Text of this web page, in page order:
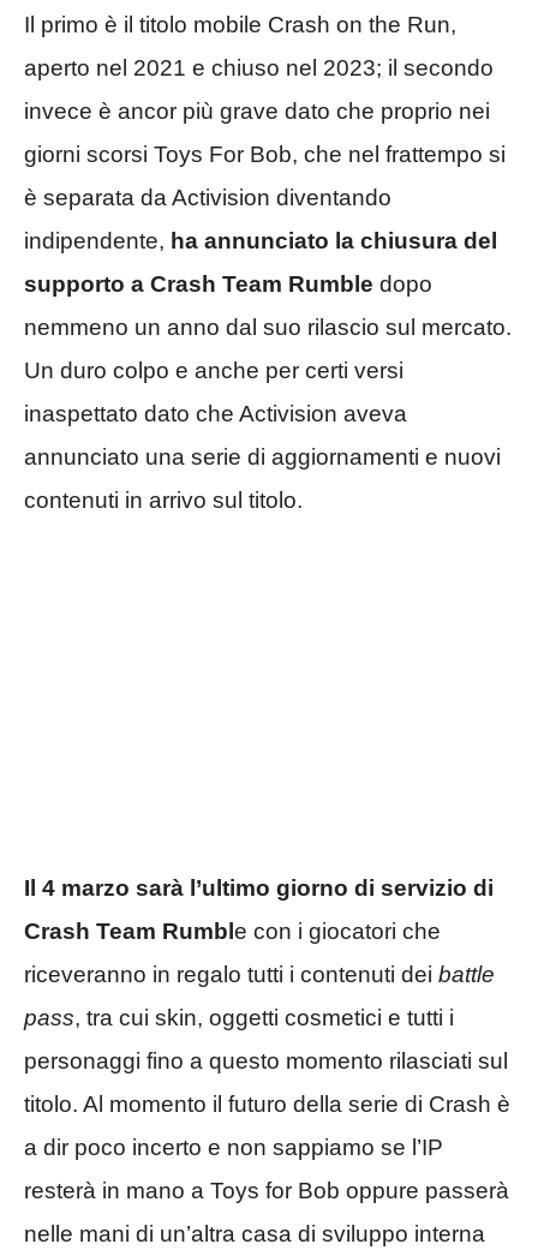
Il primo è il titolo mobile Crash on the Run,
aperto nel 2021 e chiuso nel 2023; il secondo
invece è ancor più grave dato che proprio nei
giorni scorsi Toys For Bob, che nel frattempo si
è separata da Activision diventando
indipendente, ha annunciato la chiusura del
supporto a Crash Team Rumble dopo
nemmeno un anno dal suo rilascio sul mercato.
Un duro colpo e anche per certi versi
inaspettato dato che Activision aveva
annunciato una serie di aggiornamenti e nuovi
contenuti in arrivo sul titolo.
Il 4 marzo sarà l’ultimo giorno di servizio di
Crash Team Rumbl e con i giocatori che
riceveranno in regalo tutti i contenuti dei battle
pass, tra cui skin, oggetti cosmetici e tutti i
personaggi fino a questo momento rilasciati sul
titolo. Al momento il futuro della serie di Crash è
a dir poco incerto e non sappiamo se l’IP
resterà in mano a Toys for Bob oppure passerà
nelle mani di un’altra casa di sviluppo interna